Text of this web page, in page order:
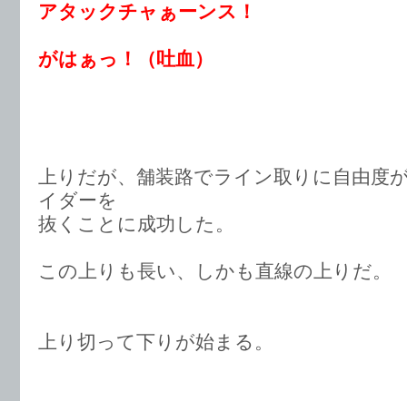
アタックチャぁーンス！
がはぁっ！（吐血）
上りだが、舗装路でライン取りに自由度
イダーを
抜くことに成功した。
この上りも長い、しかも直線の上りだ。
上り切って下りが始まる。